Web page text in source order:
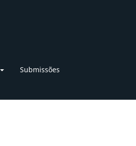
Submissões